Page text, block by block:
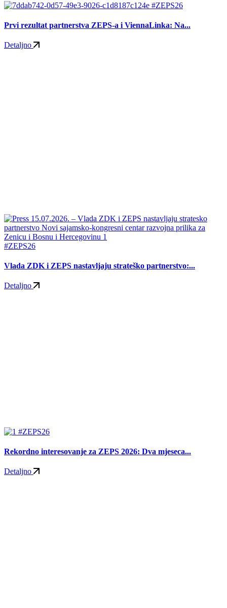
#ZEPS26
Prvi rezultat partnerstva ZEPS-a i ViennaLinka: Na...
Detaljno
#ZEPS26
Vlada ZDK i ZEPS nastavljaju strateško partnerstvo:...
Detaljno
#ZEPS26
Rekordno interesovanje za ZEPS 2026: Dva mjeseca...
Detaljno